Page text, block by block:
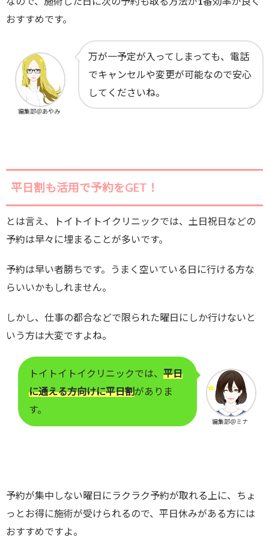
おすすめです。
万が一予定が入ってしまっても、電話
でキャンセルや変更が可能なので安心
してくださいね。
編集部＠あやみ
平日割も活用で予約をGET！
とは言え、トイトイトイクリニックでは、土日祝日などの
予約は早々に埋まることが多いです。
予約は早い者勝ちです。うまく空いている日に行ける方な
らいいかもしれません。
しかし、仕事の都合などで限られた曜日にしか行けないと
いう方は大変ですよね。
トイトイトイクリニックでは、 平日
に通える方向けに平日割がありま
す。
編集部＠ミナ
予約が集中しない曜日にラクラク予約が取れる上に、ちょ
っとお得に施術が受けられるので、平日休みがある方には
おすすめですよ。